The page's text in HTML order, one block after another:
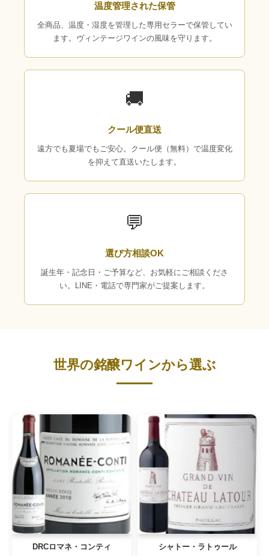
温度管理された保管
全商品、温度・湿度を管理した専用セラーで保管してい
ます。ヴィンテージワインの風味を守ります。
🚚
クール便直送
遠方でも夏場でもご安心。クール便（無料）で温度変化
を抑えて直送いたします。
💬
選び方相談OK
誕生年・記念日・ご予算など、お気軽にご相談くださ
い。LINE・電話で専門家がご提案します。
世界の銘醸ワインから選ぶ
DRCロマネ・コンティ シャトー・ラトゥール